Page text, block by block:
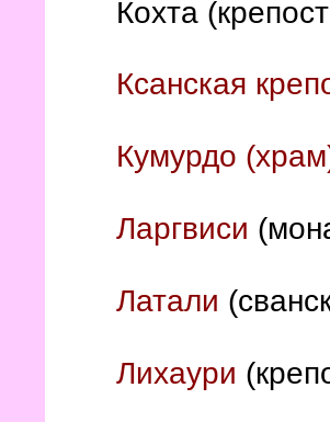
Кохта
Ксанская
Кумурдо
Ларгвиси
Латали
Лихаури